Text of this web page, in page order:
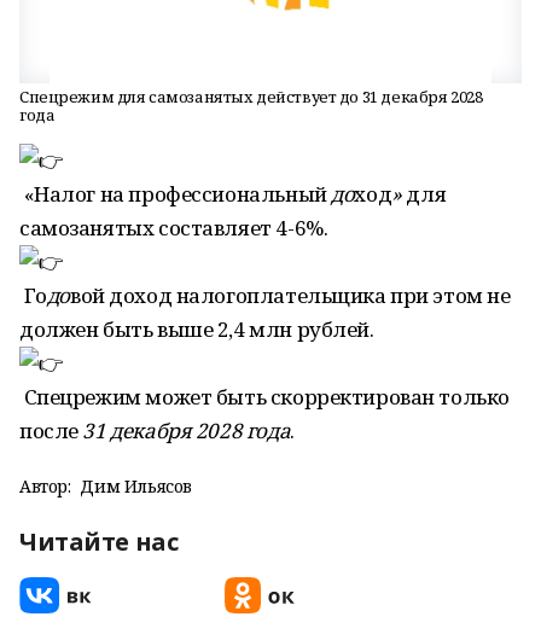
Спецрежим для самозанятых действует до 31 декабря 2028
года
«Налог на профессиональныйдоход»для
самозанятых составляет 4-6%.
Годовой доход налогоплательщика при этом не
должен быть выше 2,4 млн рублей.
Спецрежим может быть скорректирован только
после31декабря 2028года.
Автор: Дим Ильясов
Читайте нас